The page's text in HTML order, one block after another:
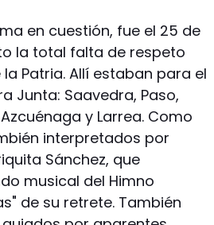
en cuestión, fue el 25 de
la total falta de respeto
Patria. Allí estaban para el
Junta: Saavedra, Paso,
y Larrea. Como
interpretados por
Sánchez, que
musical del Himno
de su retrete. También